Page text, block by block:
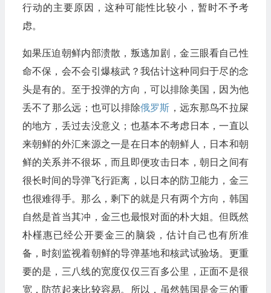
行动的主要原因，这种可能性比较小，暂时不予考
虑。
如果压迫朝鲜内部溃散，叛逃加剧，金三眼看自己性
命不保，会不会引爆核武？我估计这种同归于尽的念
头是有的。至于投弹的方向，可以排除美国，因为他
丢不了那么远；也可以排除俄罗斯 ，远东那鸟不拉屎
的地方，丢过去没意义；也基本不考虑日本，一直以
来朝鲜的外汇来源之一是在日本的朝鲜人，日本和朝
鲜的关系并不很坏，而且即便攻击日本，朝日之间有
很长时间的导弹飞行距离，以日本的防卫能力，金三
也很难得手。那么，剩下的就是只有两个方向，韩国
自然是首当其冲，金三也最恨对面的朴大姐。但既然
朴槿惠已经公开要金三的脑袋，估计自己也有所准
备，时刻监视着朝鲜的导弹基地和核武试验场。更重
要的是，三八线的宽度仅仅三百多公里，正面不是很
宽，防范起来比较容易。所以，虽然韩国是金三的重